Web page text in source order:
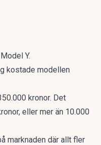
Y.
kostade modellen
kronor. Det
eller mer än 10.000
marknaden där allt fler